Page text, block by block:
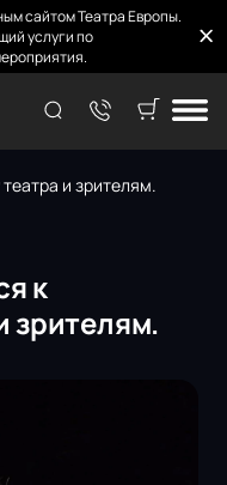
сайтом Театра Европы.
услуги по
и зрителям.
к
зрителям.